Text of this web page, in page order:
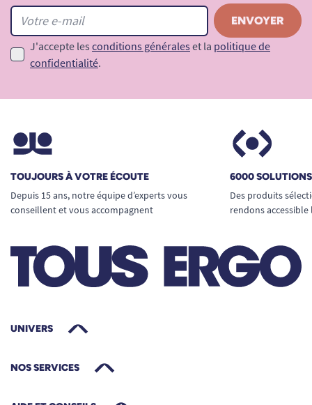
J'accepte les conditions générales et la politique de
confidentialité.
TOUJOURS À VOTRE ÉCOUTE
Depuis 15 ans, notre équipe d’experts vous
conseillent et vous accompagnent
6000
Des produits
rendons
UNIVERS
NOS SERVICES